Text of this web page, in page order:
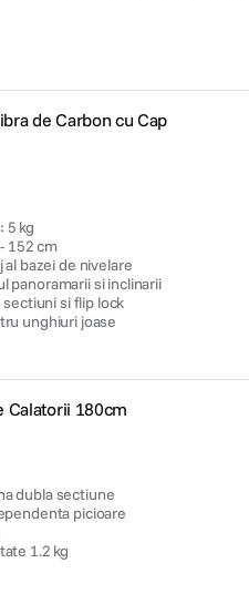
de Carbon cu Cap
5 kg
152 cm
al bazei de nivelare
panoramarii si inclinarii
si flip lock
unghiuri joase
Calatorii 180cm
dubla sectiune
picioare
1.2 kg